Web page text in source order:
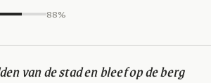
88%
van de stad en bleef op de berg